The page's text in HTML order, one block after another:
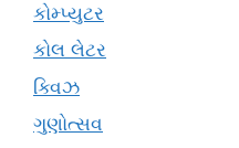
કોમ્પ્યુટર
કોલ લેટર
ક્વિઝ
ગુણોત્સવ